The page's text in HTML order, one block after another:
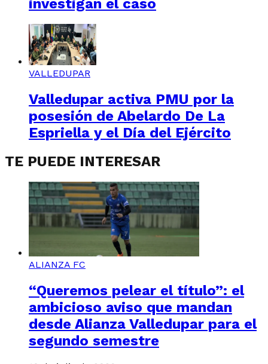
investigan el caso
VALLEDUPAR
Valledupar activa PMU por la
posesión de Abelardo De La
Espriella y el Día del Ejército
TE PUEDE INTERESAR
ALIANZA FC
“Queremos pelear el título”: el
ambicioso aviso que mandan
desde Alianza Valledupar para el
segundo semestre